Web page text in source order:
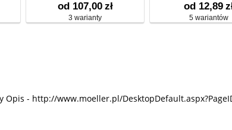
od 107,00 zł
3 warianty
od 12,89
5 wariantów
- http://www.moeller.pl/